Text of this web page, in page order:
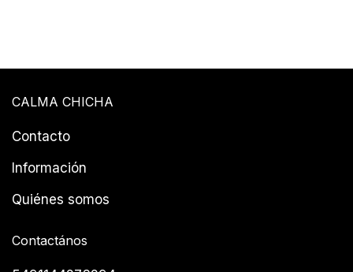
CALMA CHICHA
Contacto
Información
Quiénes somos
Contactános